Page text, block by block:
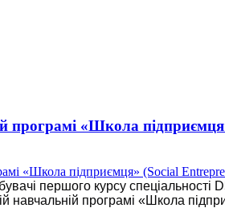
програмі «Школа
першого курсу спеціальності
навчальній програмі «Школа